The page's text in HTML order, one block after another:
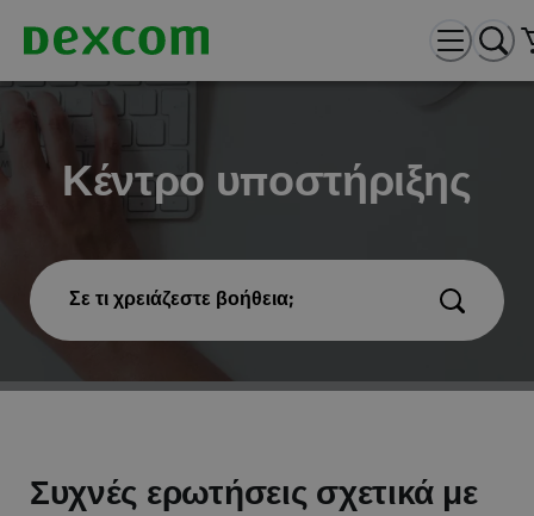
Κέντρο υποστήριξης
Σε τι χρειάζεστε βοήθεια;
Συχνές ερωτήσεις σχετικά με